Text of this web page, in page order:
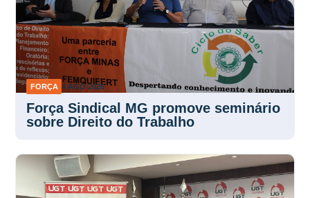
FORÇA 4 AGO 2026
Força Sindical MG promove seminário
sobre Direito do Trabalho